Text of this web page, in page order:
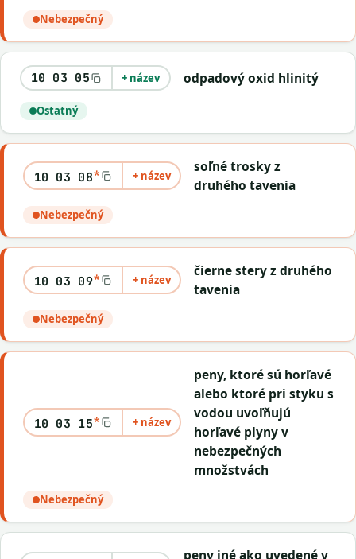
Nebezpečný
10 03 05 + název odpadový oxid hlinitý
Ostatný
10 03 08* + název
soľné trosky z
druhého tavenia
Nebezpečný
10 03 09* + název
čierne stery z druhého
tavenia
Nebezpečný
10 03 15* + název
peny, ktoré sú horľavé
alebo ktoré pri styku s
vodou uvoľňujú
horľavé plyny v
nebezpečných
množstvách
Nebezpečný
peny iné ako uvedené v